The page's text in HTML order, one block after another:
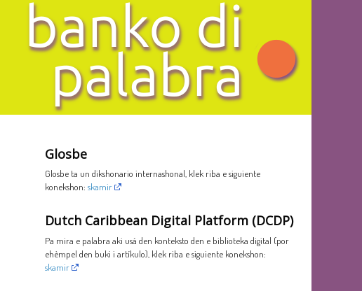
Glosbe
Glosbe ta un dikshonario internashonal, klek riba e siguiente
konekshon: skamir
Dutch Caribbean Digital Platform (DCDP)
Pa mira e palabra aki usá den konteksto den e biblioteka digital (por
ehèmpel den buki i artíkulo), klek riba e siguiente konekshon:
skamir